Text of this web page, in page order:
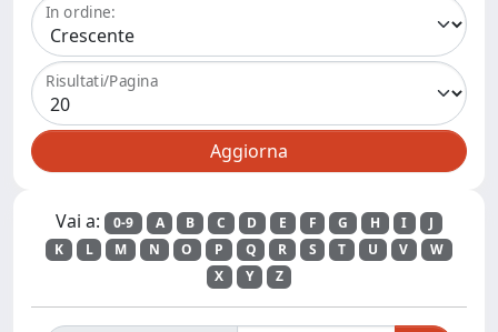
In ordine:
Risultati/Pagina
Vai a: 0-9 A B C D E F G H I
J
K
L M N O P Q R S T U V
W
X
Y Z